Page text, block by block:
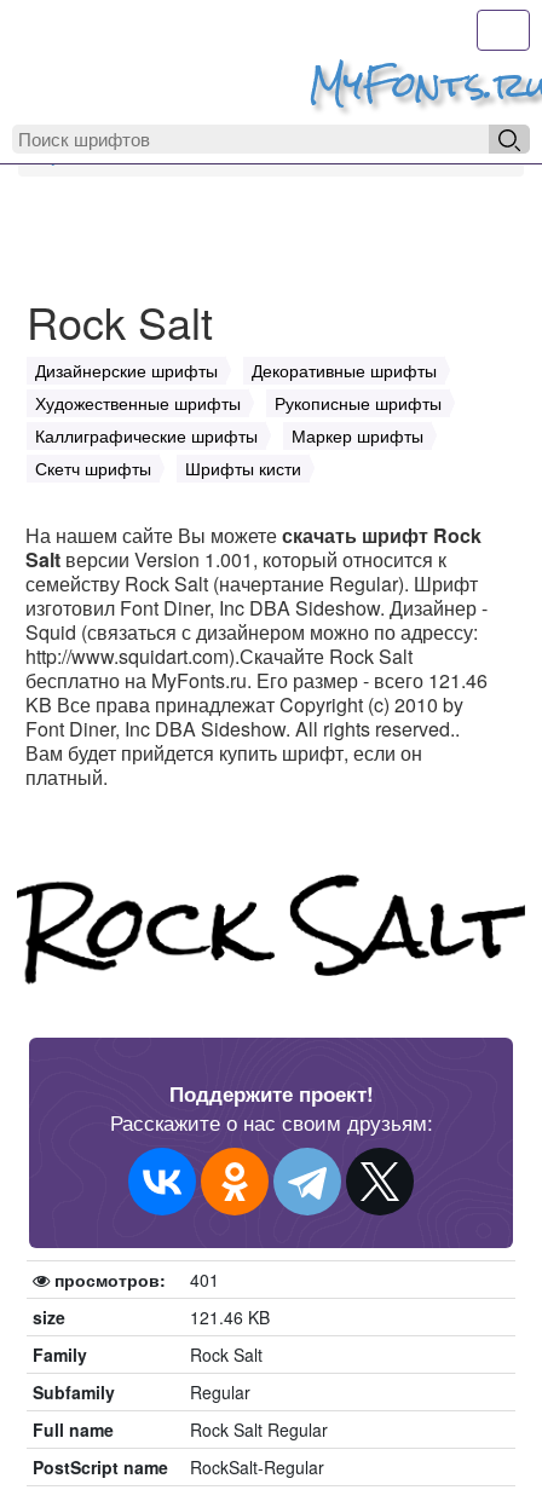
MyFonts.ru
Rock Salt
Дизайнерские шрифты
Декоративные шрифты
Художественные шрифты
Рукописные шрифты
Каллиграфические шрифты
Маркер шрифты
Скетч шрифты
Шрифты кисти
На нашем сайте Вы можетескачать шрифт Rock
Salt версии Version 1.001, который относится к
семейству Rock Salt (начертание Regular). Шрифт
изготовил Font Diner, Inc DBA Sideshow. Дизайнер -
Squid (связаться с дизайнером можно по адрессу:
http://www.squidart.com).Скачайте Rock Salt
бесплатно на MyFonts.ru. Его размер - всего 121.46
KB Все права принадлежат Copyright (c) 2010 by
Font Diner, Inc DBA Sideshow. All rights reserved..
Вам будет прийдется купить шрифт, если он
платный.
Поддержите проект!
Расскажите о нас своим друзьям:
просмотров:
401
size
121.46 KB
Family
Rock Salt
Subfamily
Regular
Full name
Rock Salt Regular
PostScript name
RockSalt-Regular